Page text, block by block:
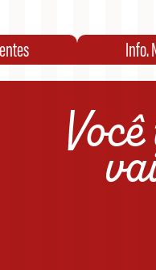
Info.